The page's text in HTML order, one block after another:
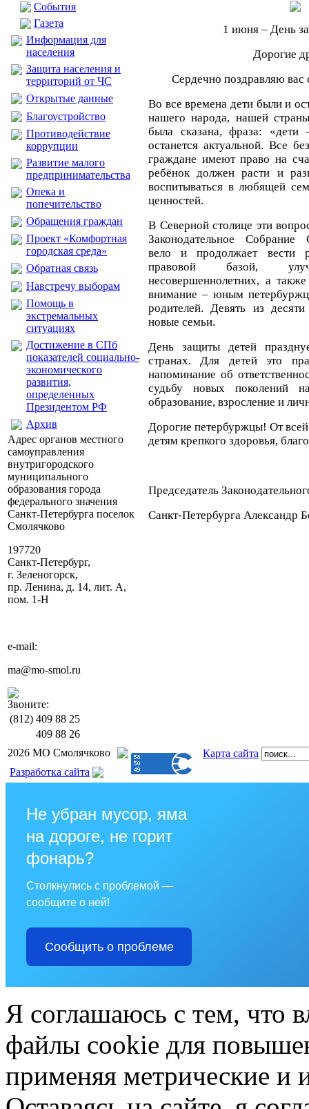
События
Газета
Информация для
населения
Защита населения и
территорий от ЧС
Открытые данные
Благоустройство
Противодействие
коррупции
Развитие малого
предпринимательства
Опека и
попечительство
Обращения граждан
Проект «Комфортная
городская среда»
Обратная связь
Навстречу выборам
Помощь в
экстремальных
ситуациях
Достижение в СПб
показателей социально-
экономического
развития,
определенных
Президентом РФ
Архив
Адрес органов местного
самоуправления
внутригородского
муниципального
образования города
федерального значения
Санкт-Петербурга поселок
Смолячково
197720
Санкт-Петербург,
г. Зеленогорск,
пр. Ленина, д. 14, лит. А,
пом. 1-Н
e-mail:
ma@mo-smol.ru
Звоните:
(812) 409 88 25
409 88 26
1 июня – День
Дорогие
Сердечно поздравляю
Во все времена дети были и
нашего народа, нашей
была сказана, фраза: «дети
останется актуальной. Все
граждане имеют право на
ребёнок должен расти и
воспитываться в любящей
ценностей.
В Северной столице эти
Законодательное Собрание
вело и продолжает вести
правовой базой,
несовершеннолетних, а
внимание – юным
родителей. Девять из
новые семьи.
День защиты детей
странах. Для детей это
напоминание об
судьбу новых поколений
образование, взросление и
Дорогие петербуржцы! От
детям крепкого здоровья,
Председатель
Санкт-Петербурга Александр
2026 МО Смолячково
Карта сайта
Разработка сайта
Не убран мусор, яма
на дороге, не горит
фонарь?
Столкнулись с проблемой —
сообщите о ней!
Сообщить о проблеме
Я соглашаюсь с тем, что
файлы cookie для
применяя метрические и